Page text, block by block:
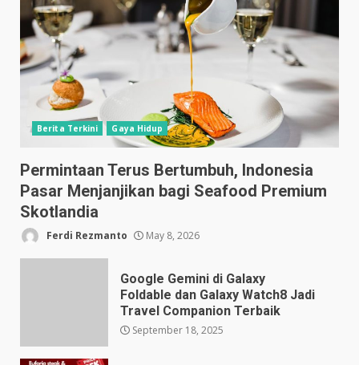
Berita Terkini Gaya Hidup
Permintaan Terus Bertumbuh, Indonesia
Pasar Menjanjikan bagi Seafood Premium
Skotlandia
Ferdi Rezmanto May 8, 2026
Google Gemini di Galaxy
Foldable dan Galaxy Watch8 Jadi
Travel Companion Terbaik
September 18, 2025